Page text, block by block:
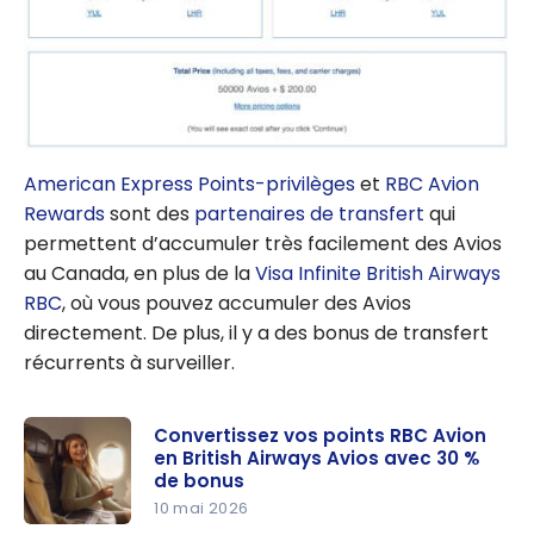
American Express Points-privilègeset RBC Avion
Rewardssont des partenaires de transfert qui
permettent d’accumuler très facilement des Avios
au Canada, en plus de laVisa Infinite British Airways
RBC, où vous pouvez accumuler des Avios
directement. De plus, il y a des bonus de transfert
récurrents à surveiller.
Convertissez vos points RBC Avion
en British Airways Avios avec 30 %
de bonus
10 mai 2026